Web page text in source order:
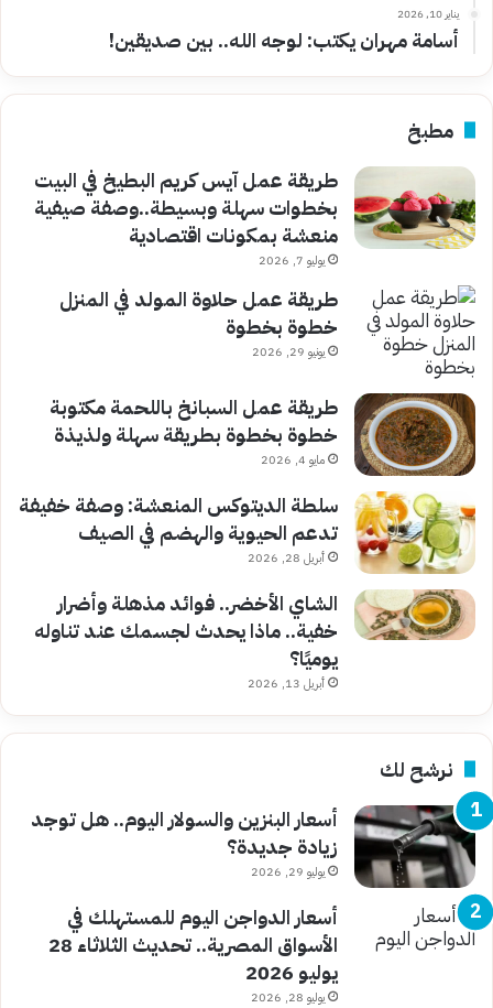
يناير 10, 2026
أسامة مهران يكتب: لوجه الله.. بين صديقين!
مطبخ
طريقة عمل آيس كريم البطيخ في البيت
بخطوات سهلة وبسيطة..وصفة صيفية
منعشة بمكونات اقتصادية
يوليو 7, 2026
طريقة عمل حلاوة المولد في المنزل
خطوة بخطوة
يونيو 29, 2026
طريقة عمل السبانخ باللحمة مكتوبة
خطوة بخطوة بطريقة سهلة ولذيذة
مايو 4, 2026
سلطة الديتوكس المنعشة: وصفة خفيفة
تدعم الحيوية والهضم في الصيف
أبريل 28, 2026
الشاي الأخضر.. فوائد مذهلة وأضرار
خفية.. ماذا يحدث لجسمك عند تناوله
يوميًا؟
أبريل 13, 2026
نرشح لك
أسعار البنزين والسولار اليوم.. هل توجد
زيادة جديدة؟
يوليو 29, 2026
أسعار الدواجن اليوم للمستهلك في
الأسواق المصرية.. تحديث الثلاثاء 28
يوليو 2026
يوليو 28, 2026